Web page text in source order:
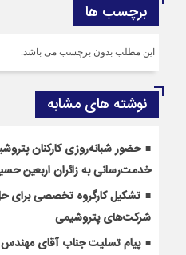
برچسب ها
این مطلب بدون برچسب می باشد.
نوشته های مشابه
حضور شبانه‌روزی کارکنان
خدمت‌رسانی به زائران اربعین
تشکیل کارگروه تخصصی برای
شرکت‌های پتروشیمی
پیام تسلیت جناب آقای مهندس